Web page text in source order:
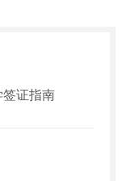
证指南